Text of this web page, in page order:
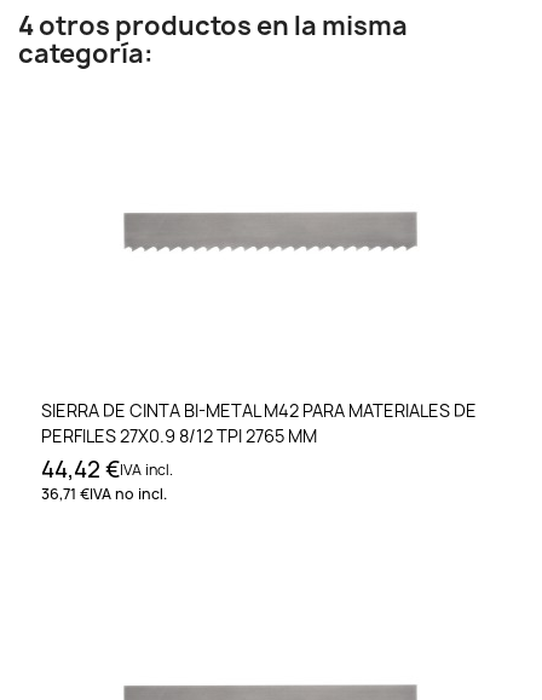
4 otros productos en la misma
categoría:
SIERRA DE CINTA BI-METAL M42 PARA MATERIALES DE
PERFILES 27X0.9 8/12 TPI 2765 MM
44,42 €IVA incl.
36,71 €IVA no incl.